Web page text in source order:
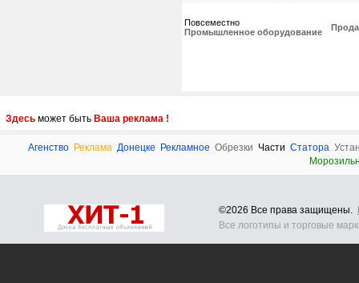
Повсеместно
Промышленное оборудование
Здесь может быть Ваша реклама !
Агенство Реклама Донецке Рекламное Обрезки Части Статора
©2026 Все права защищены.
Все логотипы и торговые